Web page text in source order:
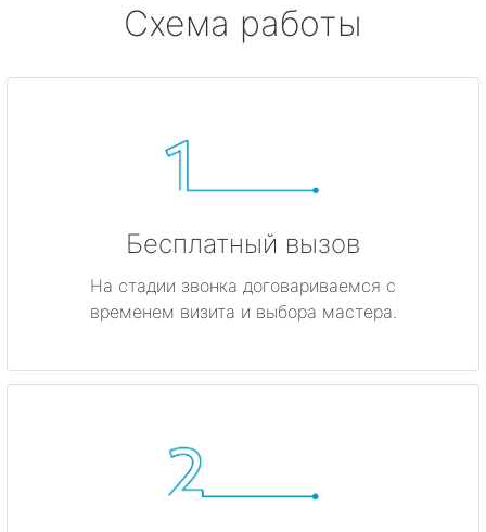
Схема работы
Бесплатный вызов
На стадии звонка договариваемся с
временем визита и выбора мастера.